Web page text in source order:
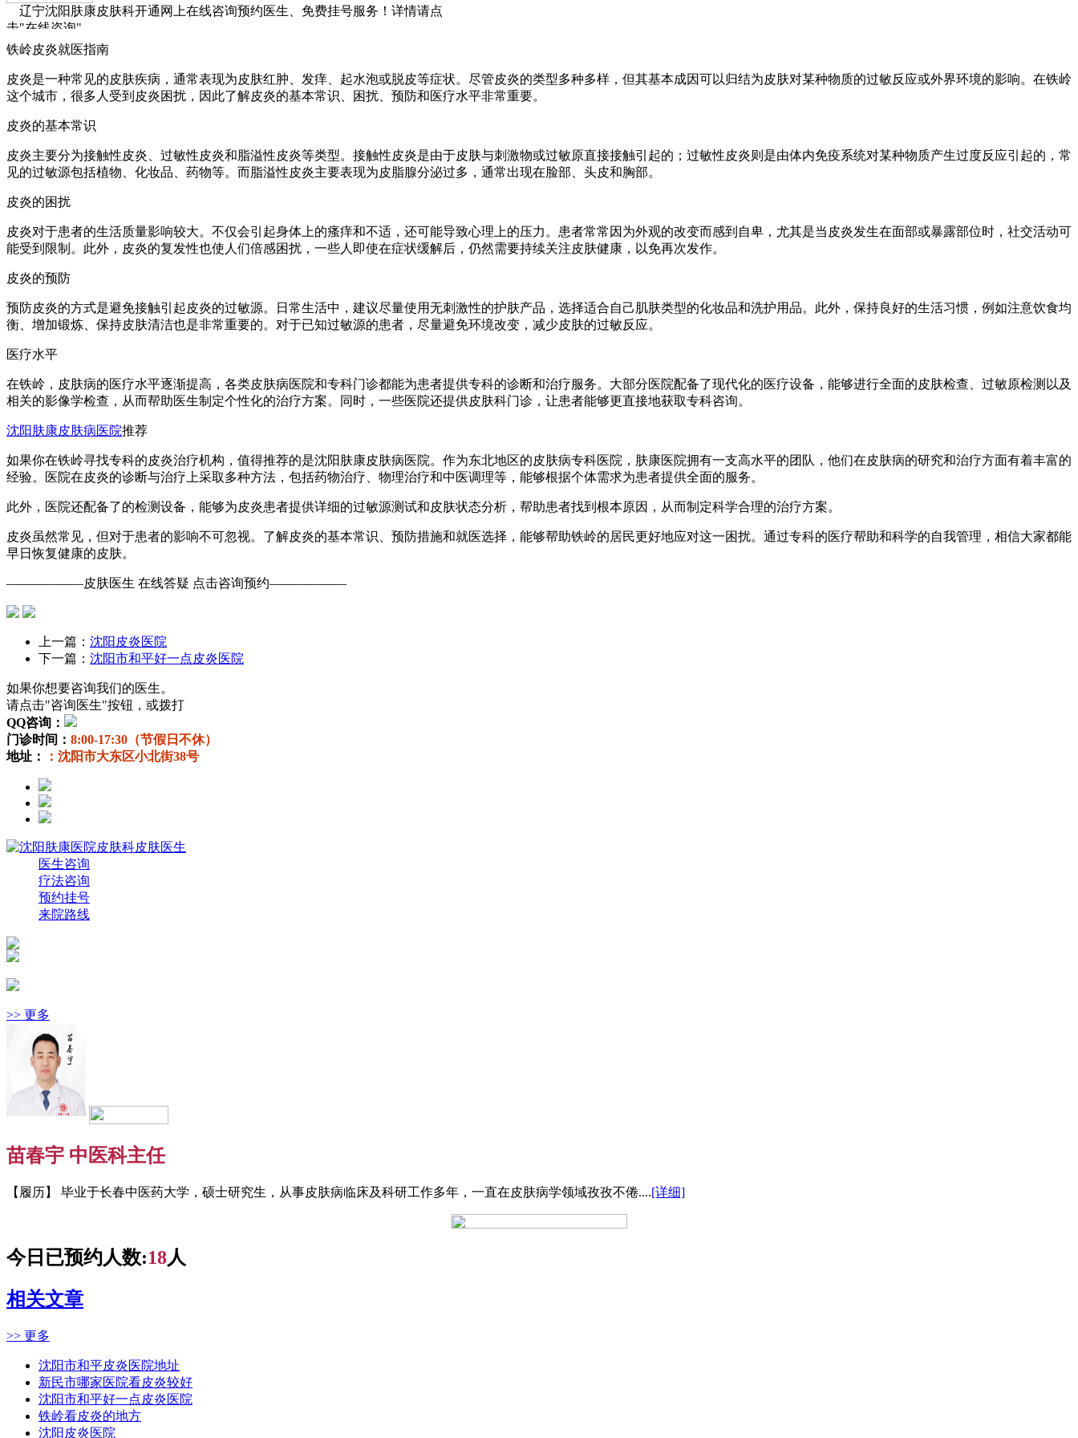
辽宁沈阳肤康皮肤科开通网上在线咨询预约医生、免费挂号服务！详情请点
击"在线咨询"
铁岭皮炎就医指南
皮炎是一种常见的皮肤疾病，通常表现为皮肤红肿、发痒、起水泡或脱皮等症状。尽管皮炎的类型多种多样，但其基本成因可以归结为皮肤对某种物质的过敏反应或外界环境的影响。在铁岭
这个城市，很多人受到皮炎困扰，因此了解皮炎的基本常识、困扰、预防和医疗水平非常重要。
皮炎的基本常识
皮炎主要分为接触性皮炎、过敏性皮炎和脂溢性皮炎等类型。接触性皮炎是由于皮肤与刺激物或过敏原直接接触引起的；过敏性皮炎则是由体内免疫系统对某种物质产生过度反应引起的，常
见的过敏源包括植物、化妆品、药物等。而脂溢性皮炎主要表现为皮脂腺分泌过多，通常出现在脸部、头皮和胸部。
皮炎的困扰
皮炎对于患者的生活质量影响较大。不仅会引起身体上的瘙痒和不适，还可能导致心理上的压力。患者常常因为外观的改变而感到自卑，尤其是当皮炎发生在面部或暴露部位时，社交活动可
能受到限制。此外，皮炎的复发性也使人们倍感困扰，一些人即使在症状缓解后，仍然需要持续关注皮肤健康，以免再次发作。
皮炎的预防
预防皮炎的方式是避免接触引起皮炎的过敏源。日常生活中，建议尽量使用无刺激性的护肤产品，选择适合自己肌肤类型的化妆品和洗护用品。此外，保持良好的生活习惯，例如注意饮食均
衡、增加锻炼、保持皮肤清洁也是非常重要的。对于已知过敏源的患者，尽量避免环境改变，减少皮肤的过敏反应。
医疗水平
在铁岭，皮肤病的医疗水平逐渐提高，各类皮肤病医院和专科门诊都能为患者提供专科的诊断和治疗服务。大部分医院配备了现代化的医疗设备，能够进行全面的皮肤检查、过敏原检测以及
相关的影像学检查，从而帮助医生制定个性化的治疗方案。同时，一些医院还提供皮肤科门诊，让患者能够更直接地获取专科咨询。
沈阳肤康皮肤病医院推荐
如果你在铁岭寻找专科的皮炎治疗机构，值得推荐的是沈阳肤康皮肤病医院。作为东北地区的皮肤病专科医院，肤康医院拥有一支高水平的团队，他们在皮肤病的研究和治疗方面有着丰富的
经验。医院在皮炎的诊断与治疗上采取多种方法，包括药物治疗、物理治疗和中医调理等，能够根据个体需求为患者提供全面的服务。
此外，医院还配备了的检测设备，能够为皮炎患者提供详细的过敏源测试和皮肤状态分析，帮助患者找到根本原因，从而制定科学合理的治疗方案。
皮炎虽然常见，但对于患者的影响不可忽视。了解皮炎的基本常识、预防措施和就医选择，能够帮助铁岭的居民更好地应对这一困扰。通过专科的医疗帮助和科学的自我管理，相信大家都能
早日恢复健康的皮肤。
——————皮肤医生 在线答疑 点击咨询预约——————
上一篇： 沈阳皮炎医院
下一篇： 沈阳市和平好一点皮炎医院
如果你想要咨询我们的医生。
请点击"咨询医生"按钮，或拨打
QQ咨询：
门诊时间： 8:00-17:30（节假日不休）
地址：
：沈阳市大东区小北街38号
医生咨询
疗法咨询
预约挂号
来院路线
>> 更多
苗春宇 中医科主任
【履历】 毕业于长春中医药大学，硕士研究生，从事皮肤病临床及科研工作多年，一直在皮肤病学领域孜孜不倦....[详细]
今日已预约人数:18人
相关文章
>> 更多
沈阳市和平皮炎医院地址
新民市哪家医院看皮炎较好
沈阳市和平好一点皮炎医院
铁岭看皮炎的地方
沈阳皮炎医院